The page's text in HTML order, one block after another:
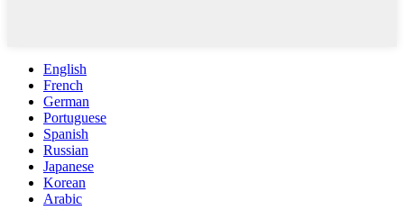
English
French
German
Portuguese
Spanish
Russian
Japanese
Korean
Arabic